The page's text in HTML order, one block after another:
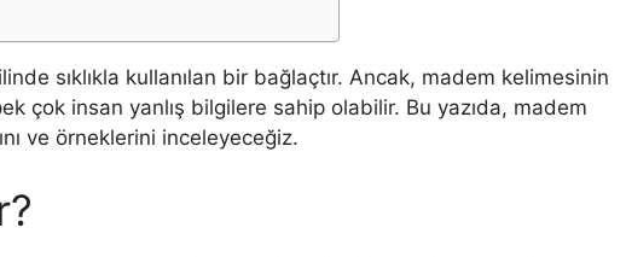
sıklıkla kullanılan bir bağlaçtır. Ancak, madem kelimesinin
çok insan yanlış bilgilere sahip olabilir. Bu yazıda, madem
ve örneklerini inceleyeceğiz.